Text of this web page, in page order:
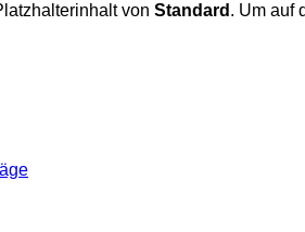
von Standard . Um auf